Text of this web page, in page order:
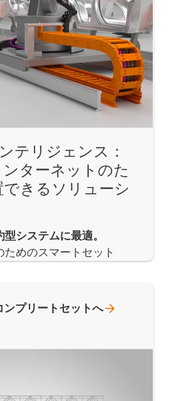
テリジェンス：
ターネットのた
きるソリューシ
システムに最適。
めのスマートセット
ンプリートセットへ